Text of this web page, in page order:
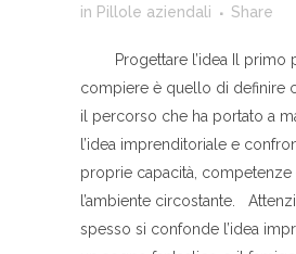
in Pillole aziendali Share
Progettare l’idea Il primo
compiere è quello di definire
il percorso che ha portato a
l’idea imprenditoriale e
proprie capacità, competenze
l’ambiente circostante.
spesso si confonde l’idea